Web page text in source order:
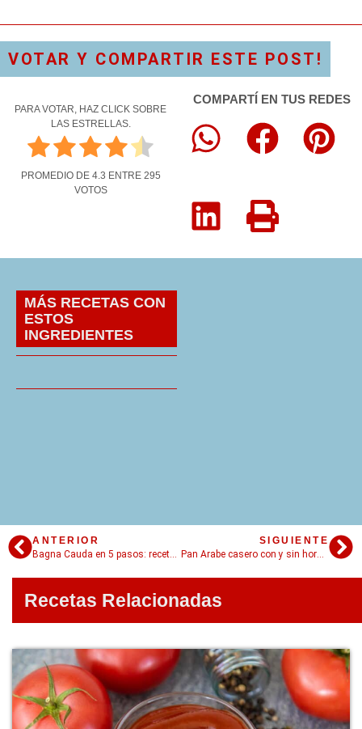
VOTAR Y COMPARTIR ESTE POST!
PARA VOTAR, HAZ CLICK SOBRE
LAS ESTRELLAS.
PROMEDIO DE 4.3 ENTRE 295
VOTOS
COMPARTÍ EN TUS REDES
MÁS RECETAS CON
ESTOS
INGREDIENTES
ANTERIOR
Bagna Cauda en 5 pasos: receta fácil!
SIGUIENTE
Pan Arabe casero con y sin horno (pan pita)
Recetas Relacionadas